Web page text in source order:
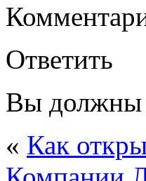
Ответить
Вы должны
« Как